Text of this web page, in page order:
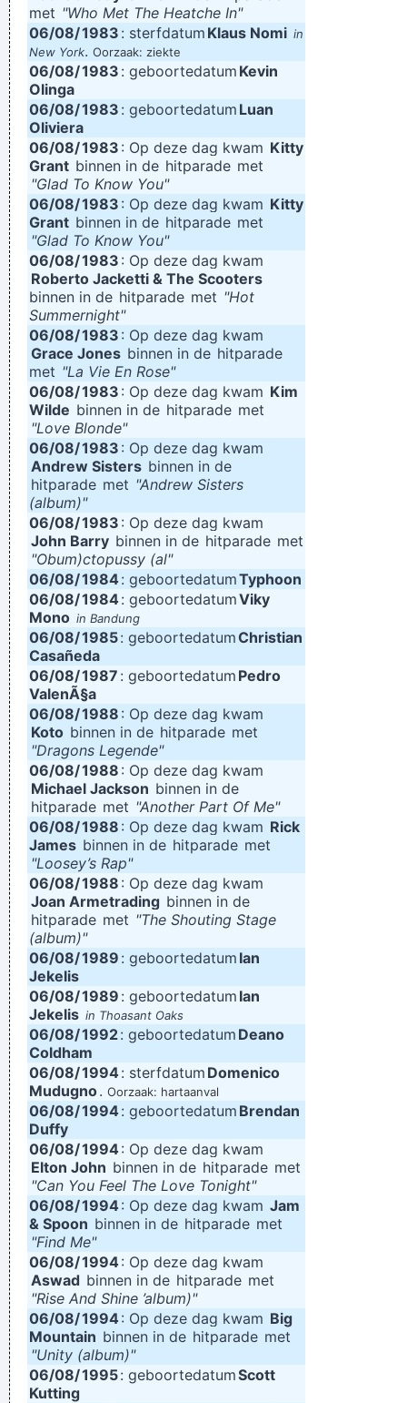
met "Who Met The Heatche In"
06/08/1983 : sterfdatum Klaus Nomi in
New York. Oorzaak: ziekte
06/08/1983 : geboortedatum Kevin
Olinga
06/08/1983 : geboortedatum Luan
Oliviera
06/08/1983 : Op deze dag kwam Kitty
Grant binnen in de hitparade met
"Glad To Know You"
06/08/1983 : Op deze dag kwam Kitty
Grant binnen in de hitparade met
"Glad To Know You"
06/08/1983 : Op deze dag kwam
Roberto Jacketti & The Scooters
binnen in de hitparade met "Hot
Summernight"
06/08/1983 : Op deze dag kwam
Grace Jones binnen in de hitparade
met "La Vie En Rose"
06/08/1983 : Op deze dag kwam Kim
Wilde binnen in de hitparade met
"Love Blonde"
06/08/1983 : Op deze dag kwam
Andrew Sisters binnen in de
hitparade met "Andrew Sisters
(album)"
06/08/1983 : Op deze dag kwam
John Barry binnen in de hitparade met
"Obum)ctopussy (al"
06/08/1984 : geboortedatumTyphoon
06/08/1984: geboortedatumViky
Mono in Bandung
06/08/1985: geboortedatumChristian
Casañeda
06/08/1987 : geboortedatum Pedro
ValenÃ§a
06/08/1988 : Op deze dag kwam
Koto binnen in de hitparade met
"Dragons Legende"
06/08/1988 : Op deze dag kwam
Michael Jackson binnen in de
hitparade met "Another Part Of Me"
06/08/1988 : Op deze dag kwam Rick
James binnen in de hitparade met
"Loosey’s Rap"
06/08/1988 : Op deze dag kwam
Joan Armetrading binnen in de
hitparade met "The Shouting Stage
(album)"
06/08/1989 : geboortedatum Ian
Jekelis
06/08/1989 : geboortedatum Ian
Jekelis in Thoasant Oaks
06/08/1992: geboortedatum Deano
Coldham
06/08/1994: sterfdatum Domenico
Mudugno. Oorzaak: hartaanval
06/08/1994 : geboortedatum Brendan
Duffy
06/08/1994: Op deze dag kwam
Elton John binnen in de hitparade met
"Can You Feel The Love Tonight"
06/08/1994 : Op deze dag kwam Jam
& Spoon binnen in de hitparade met
"Find Me"
06/08/1994: Op deze dag kwam
Aswad binnen in de hitparade met
"Rise And Shine ’album)"
06/08/1994 : Op deze dag kwam Big
Mountain binnen in de hitparade met
"Unity (album)"
06/08/1995: geboortedatumScott
Kutting